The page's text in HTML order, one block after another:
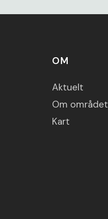
OM
Aktuelt
Om området
Kart